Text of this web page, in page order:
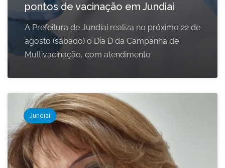
pontos de vacinação em Jundiaí
A Prefeitura de Jundiaí realiza no próximo 22 de
agosto (sábado) o Dia D da Campanha de
Multivacinação, com atendimento
Jundiaí